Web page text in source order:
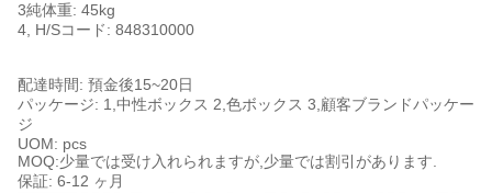
3純体重: 45kg
4, H/Sコード: 848310000
配達時間: 預金後15~20日
パッケージ: 1,中性ボックス 2,色ボックス 3,顧客ブランドパッケー
ジ
UOM: pcs
MOQ:少量では受け入れられますが,少量では割引があります.
保証: 6-12 ヶ月